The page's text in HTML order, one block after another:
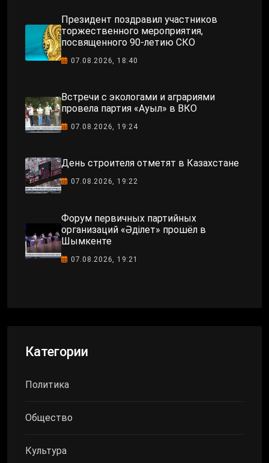
Президент поздравил участников
торжественного мероприятия,
посвященного 90-летию СКО
07.08.2026, 18:40
Встречи с экологами и аграриями
провела партия «Ауыл» в ВКО
07.08.2026, 19:24
День строителя отметят в Казахстане
07.08.2026, 19:22
Форум первичных партийных
организаций «Әділет» прошёл в
Шымкенте
07.08.2026, 19:21
Категории
Политика
Общество
Культура